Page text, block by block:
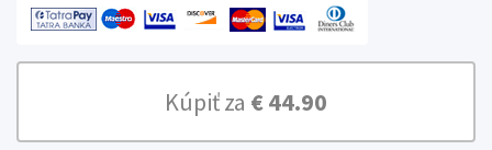
Kúpiť za € 44.90